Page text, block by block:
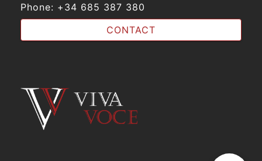
Phone: +34 685 387 380
CONTACT